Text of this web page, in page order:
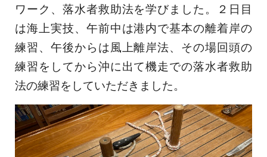
ワーク、落水者救助法を学びました。２日目
は海上実技、午前中は港内で基本の離着岸の
練習、午後からは風上離岸法、その場回頭の
練習をしてから沖に出て機走での落水者救助
法の練習をしていただきました。